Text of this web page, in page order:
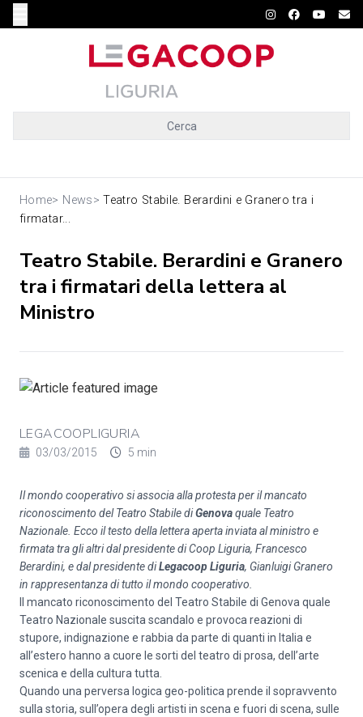
Cerca
Home> News> Teatro Stabile. Berardini e Granero tra i
firmatar...
Teatro Stabile. Berardini e Granero
tra i firmatari della lettera al
Ministro
LEGACOOPLIGURIA
03/03/2015 5 min
Il mondo cooperativo si associa alla protesta per il mancato
riconoscimento del Teatro Stabile diGenovaquale Teatro
Nazionale. Ecco il testo della lettera aperta inviata al ministro e
firmata tra gli altri dal presidente di Coop Liguria, Francesco
Berardini, e dal presidente diLegacoop Liguria, Gianluigi Granero
in rappresentanza di tutto il mondo cooperativo.
Il mancato riconoscimento del Teatro Stabile di Genova quale
Teatro Nazionale suscita scandalo e provoca reazioni di
stupore, indignazione e rabbia da parte di quanti in Italia e
all’estero hanno a cuore le sorti del teatro di prosa, dell’arte
scenica e della cultura tutta.
Quando una perversa logica geo-politica prende il sopravvento
sulla storia, sull’opera degli artisti in scena e fuori di scena, sulle